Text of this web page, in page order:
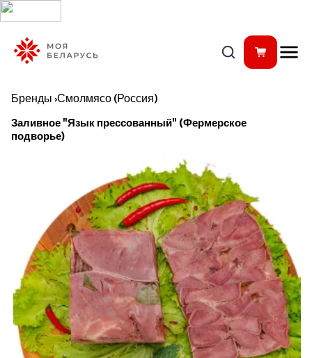
Бренды ›Смолмясо (Россия)
Заливное "Язык прессованный" (Фермерское
подворье)